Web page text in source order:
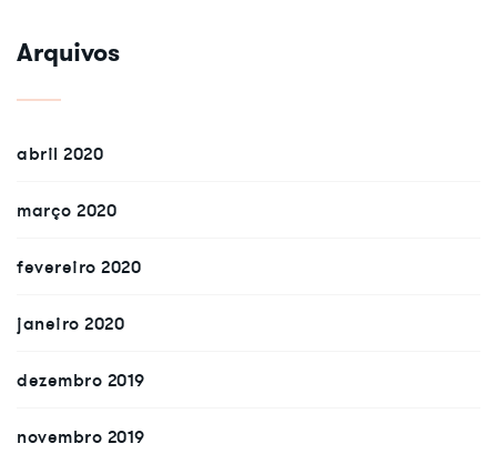
Arquivos
abril 2020
março 2020
fevereiro 2020
janeiro 2020
dezembro 2019
novembro 2019